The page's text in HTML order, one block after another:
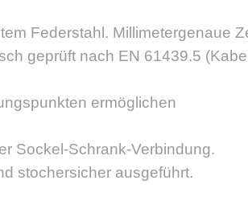
Federstahl. Millimetergenaue
geprüft nach EN 61439.5
ermöglichen
Sockel-Schrank-Verbindung.
stochersicher ausgeführt.